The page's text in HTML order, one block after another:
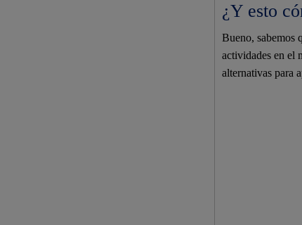
¿Y esto
Bueno, sabemos
actividades en el
alternativas para